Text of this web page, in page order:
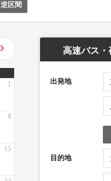
逆区間
1
8
15
高速バス
出発地
目的地